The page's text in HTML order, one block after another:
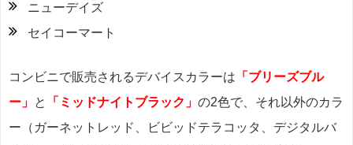
ニューデイズ
セイコーマート
コンビニで販売されるデバイスカラーは 「ブリーズブル
ー」 と 「ミッドナイトブラック」 の2色で、それ以外のカラ
ー（ガーネットレッド、ビビッドテラコッタ、デジタルバ